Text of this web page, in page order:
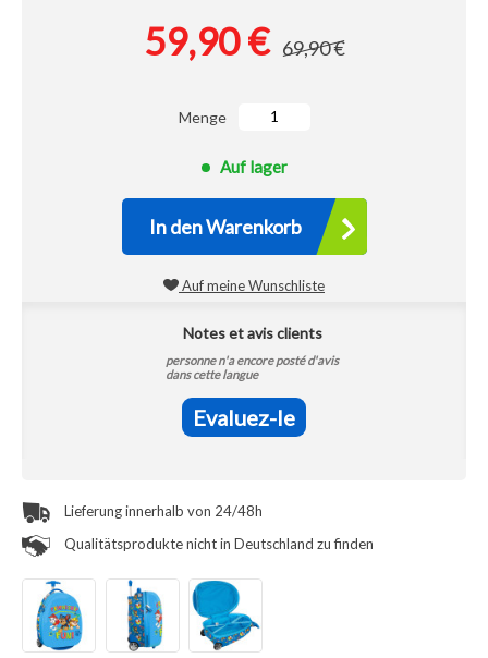
59,90 € 69,90 €
Menge
Auf lager
In den Warenkorb
Auf meine Wunschliste
Notes et avis clients
personne n'a encore posté d'avis
dans cette langue
Evaluez-le
Lieferung innerhalb von 24/48h
Qualitätsprodukte nicht in Deutschland zu finden